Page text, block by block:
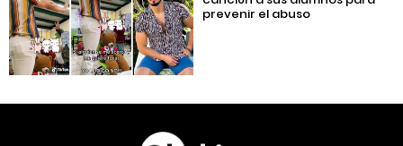
prevenir el abuso